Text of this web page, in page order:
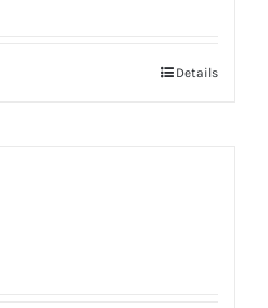
Details